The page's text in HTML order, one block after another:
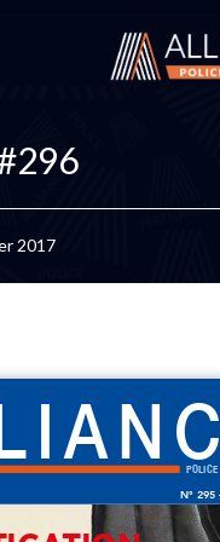
2017